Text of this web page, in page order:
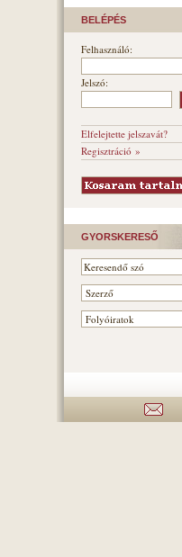
BELÉPÉS
Felhasználó:
Jelszó:
Elfelejtette jelszavát?
Regisztráció »
GYORSKERESŐ